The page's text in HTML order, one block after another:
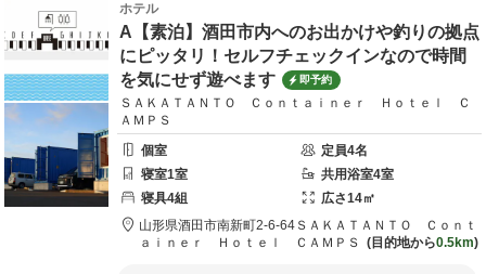
ホテル
A【素泊】酒田市内へのお出かけや釣りの拠点
にピッタリ！セルフチェックインなので時間
を気にせず遊べます
即予約
ＳＡＫＡＴＡＮＴＯ Ｃｏｎｔａｉｎｅｒ Ｈｏｔｅｌ Ｃ
ＡＭＰＳ
個室
定員4名
寝室1室 共用浴室4室
寝具4組 広さ14㎡
山形県酒田市南新町2-6-64 ＳＡＫＡＴＡＮＴＯ Ｃｏｎｔ
ａｉｎｅｒ Ｈｏｔｅｌ ＣＡＭＰＳ
目的地から0.5km